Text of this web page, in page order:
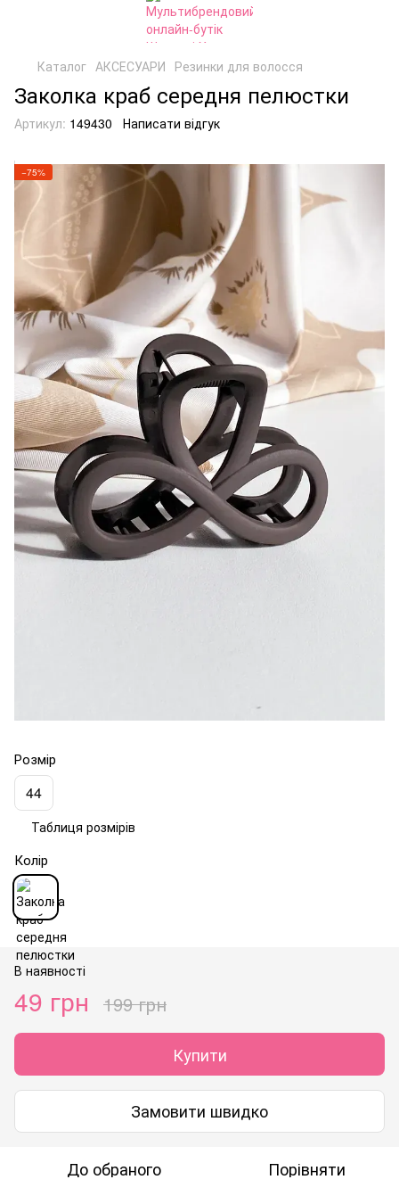
Каталог АКСЕСУАРИ Резинки для волосся
Заколка краб середня пелюстки
Артикул: 149430 Написати відгук
−75%
Розмір
44
Таблиця розмірів
Колір
В наявності
49 грн 199 грн
Купити
Замовити швидко
До обраного Порівняти